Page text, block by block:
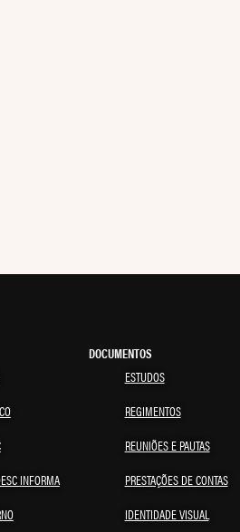
INFORMA
DOCUMENTOS
ESTUDOS
REGIMENTOS
REUNIÕES E PAUTAS
PRESTAÇÕES DE CONTAS
IDENTIDADE VISUAL